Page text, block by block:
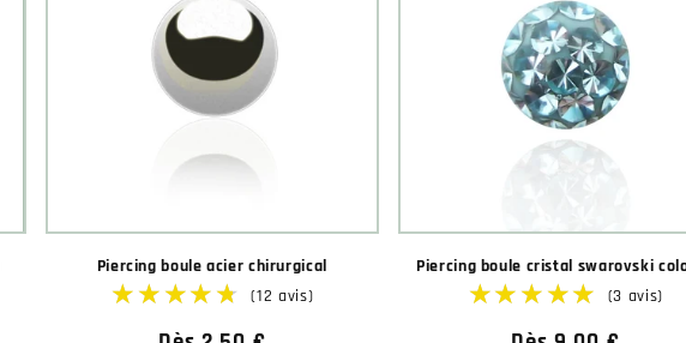
Piercing boule acier chirurgical Piercing boule cristal swarovski